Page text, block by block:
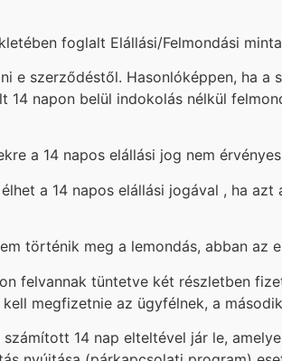
foglalt Elállási/Felmondási
e szerződéstől. Hasonlóképpen, ha
napon belül indokolás nélkül
a 14 napos elállási jog nem
a 14 napos elállási jogával , ha
történik meg a lemondás, abban az
felvannak tüntetve két részletben
megfizetnie az ügyfélnek, a
14 nap elteltével jár le,